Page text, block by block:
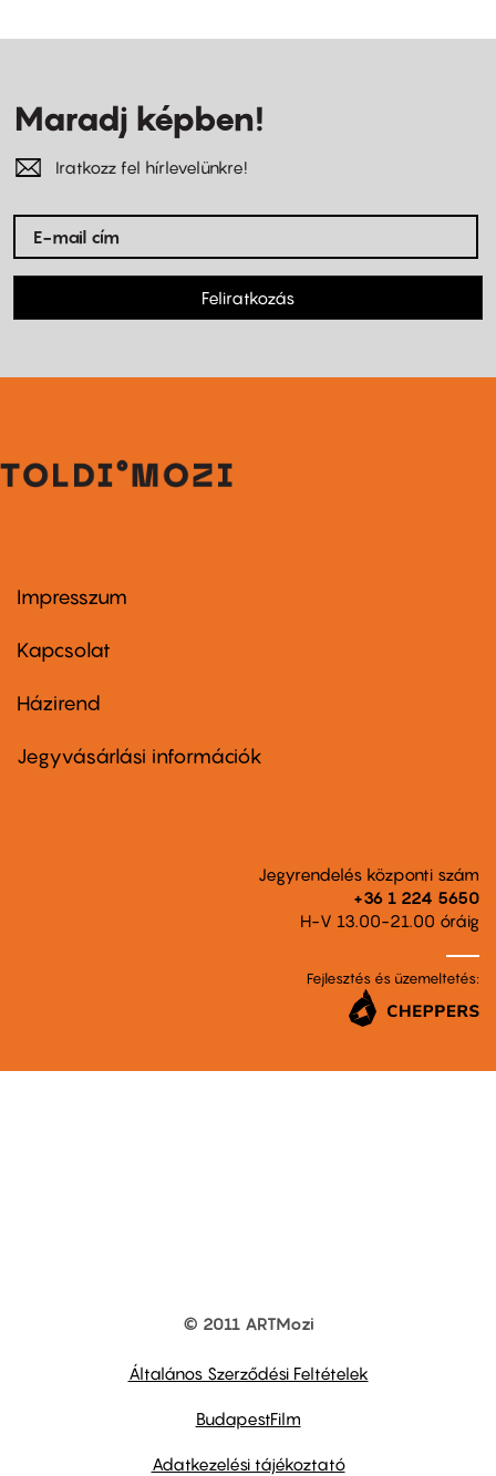
Maradj képben!
Iratkozz fel hírlevelünkre!
Feliratkozás
Footer
first
Impresszum
Kapcsolat
Footer
second
Házirend
Jegyvásárlási információk
Jegyrendelés központi szám
+36 1 224 5650
H-V 13.00-21.00 óráig
Fejlesztés és üzemeltetés:
© 2011 ARTMozi
Általános Szerződési Feltételek
BudapestFilm
Adatkezelési tájékoztató